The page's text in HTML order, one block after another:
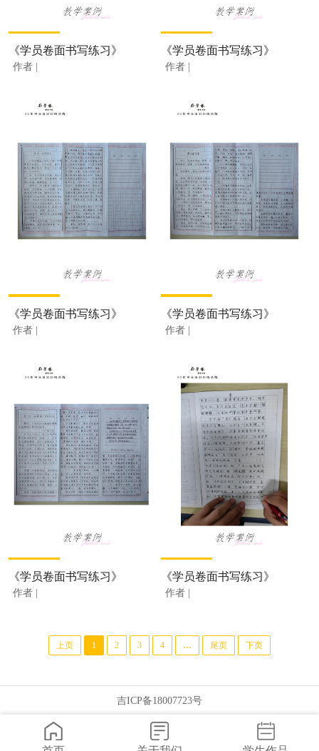
《学员卷面书写练习》
作者 |
《学员卷面书写练习》
作者 |
《学员卷面书写练习》
作者 |
《学员卷面书写练习》
作者 |
《学员卷面书写练习》
作者 |
《学员卷面书写练习》
作者 |
上页 1 2 3 4 … 尾页 下页
吉ICP备18007723号